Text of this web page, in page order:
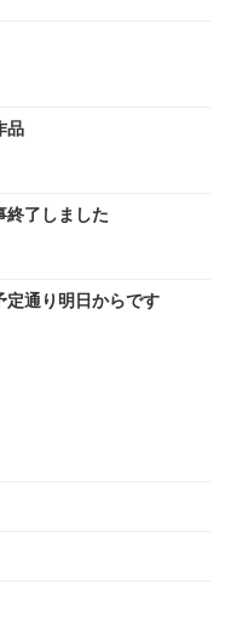
品
終了しました
定通り明日からです